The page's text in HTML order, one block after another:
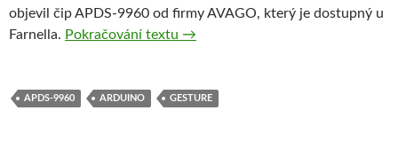
objevil čip APDS-9960 od firmy AVAGO, který je dostupný u
Farnella. Pokračování textu APDS-9960 Senzor přiblížení a
→
APDS-9960 ARDUINO GESTURE